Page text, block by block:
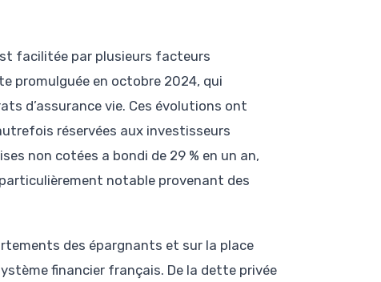
facilitée par plusieurs facteurs
promulguée en octobre 2024, qui
d’assurance vie. Ces évolutions ont
réservées aux investisseurs
non cotées a bondi de 29 % en un an,
notable provenant des
des épargnants et sur la place
financier français. De la dette privée